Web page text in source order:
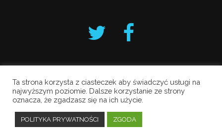
Krakowski Alarm Smogowy
Copyright © 2019 All Rights Reserved.
Polityka prywatności
Ta strona korzysta z ciasteczek aby świadczyć usługi na
najwyższym poziomie. Dalsze korzystanie ze strony
oznacza, że zgadzasz się na ich użycie.
POLITYKA PRYWATNOŚCI ZGODA